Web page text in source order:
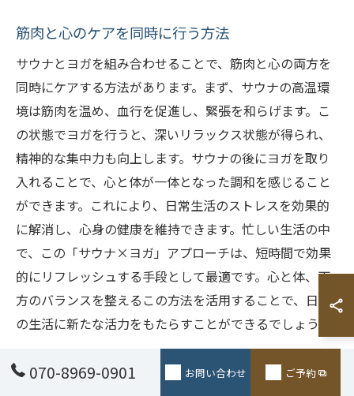
筋肉と心のケアを同時に行う方法
サウナとヨガを組み合わせることで、筋肉と心の両方を
同時にケアする方法があります。まず、サウナの高温環
境は筋肉を温め、血行を促進し、緊張を和らげます。こ
の状態でヨガを行うと、深いリラックス状態が得られ、
精神的な集中力も向上します。サウナの後にヨガを取り
入れることで、心と体が一体となった調和を感じること
ができます。これにより、日常生活のストレスを効果的
に解消し、心身の健康を維持できます。忙しい生活の中
で、この「サウナ×ヨガ」アプローチは、短時間で効果
的にリフレッシュする手段として最適です。心と体、両
方のバランスを整えるこの方法を活用することで、日々
の生活に新たな活力をもたらすことができるでしょう。
サウナとヨガでの心身調整プロセス
070-8969-0901 お問い合わせ ご予約